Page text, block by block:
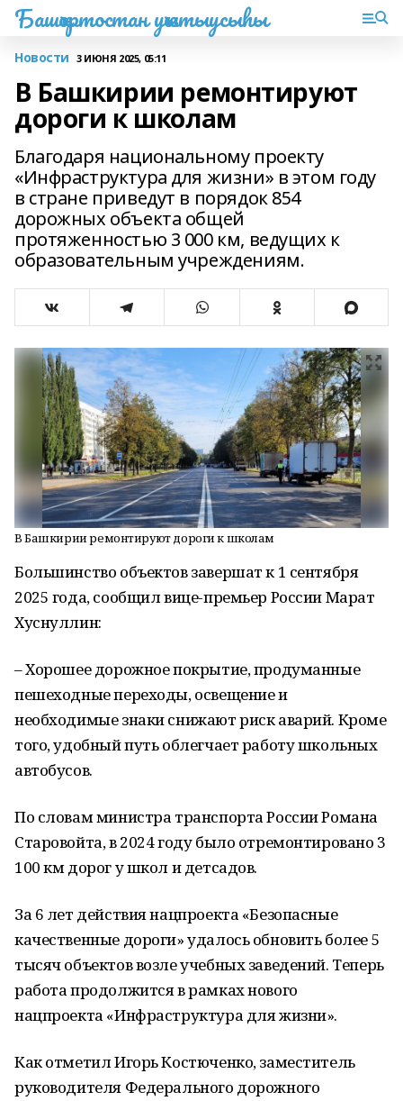
Башҡортостан уҡытыусыһы
Новости 3 ИЮНЯ 2025, 05:11
В Башкирии ремонтируют
дороги к школам
Благодаря национальному проекту
«Инфраструктура для жизни» в этом году
в стране приведут в порядок 854
дорожных объекта общей
протяженностью 3 000 км, ведущих к
образовательным учреждениям.
В Башкирии ремонтируют дороги к школам
Большинство объектов завершат к 1 сентября
2025 года, сообщил вице-премьер России Марат
Хуснуллин:
– Хорошее дорожное покрытие, продуманные
пешеходные переходы, освещение и
необходимые знаки снижают риск аварий. Кроме
того, удобный путь облегчает работу школьных
автобусов.
По словам министра транспорта России Романа
Старовойта, в 2024 году было отремонтировано 3
100 км дорог у школ и детсадов.
За 6 лет действия нацпроекта «Безопасные
качественные дороги» удалось обновить более 5
тысяч объектов возле учебных заведений. Теперь
работа продолжится в рамках нового
нацпроекта «Инфраструктура для жизни».
Как отметил Игорь Костюченко, заместитель
руководителя Федерального дорожного